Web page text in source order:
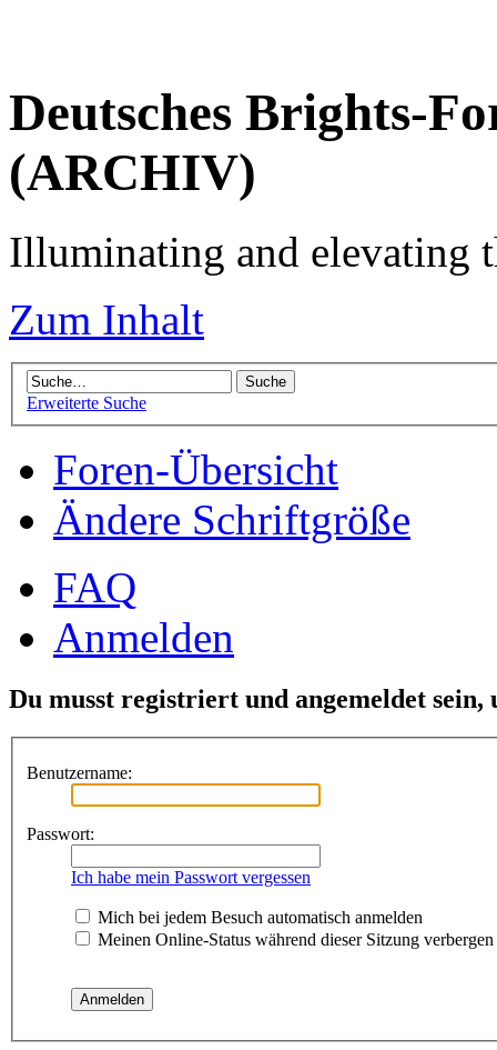
Deutsches Brights-
(ARCHIV)
Illuminating and elevating
Zum Inhalt
Erweiterte Suche
Foren-Übersicht
Ändere Schriftgröße
FAQ
Anmelden
Du musst registriert und angemeldet sein,
Benutzername:
Passwort:
Ich habe mein Passwort vergessen
Mich bei jedem Besuch automatisch anmelden
Meinen Online-Status während dieser Sitzung verbergen